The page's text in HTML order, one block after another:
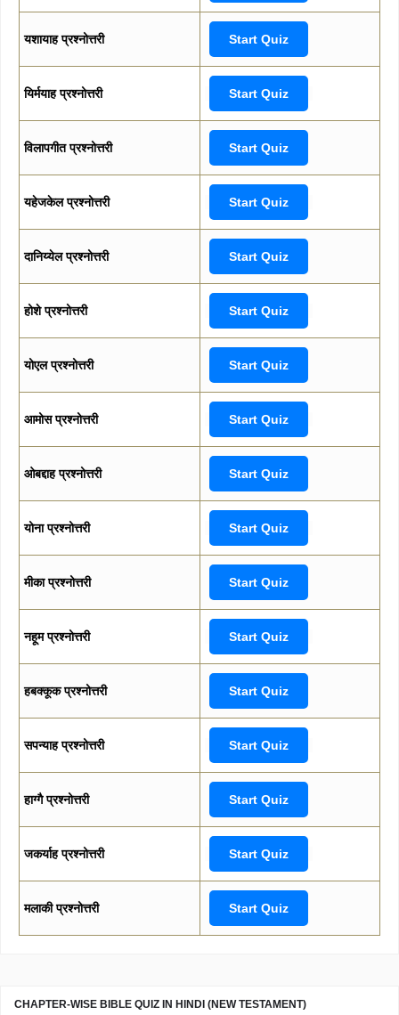
यशायाह प्रश्नोत्तरी Start Quiz
यिर्मयाह प्रश्नोत्तरी Start Quiz
विलापगीत प्रश्नोत्तरी Start Quiz
यहेजकेल प्रश्नोत्तरी Start Quiz
दानिय्येल प्रश्नोत्तरी Start Quiz
होशे प्रश्नोत्तरी Start Quiz
योएल प्रश्नोत्तरी Start Quiz
आमोस प्रश्नोत्तरी Start Quiz
ओबद्दाह प्रश्नोत्तरी Start Quiz
योना प्रश्नोत्तरी Start Quiz
मीका प्रश्नोत्तरी Start Quiz
नहूम प्रश्नोत्तरी Start Quiz
हबक्कूक प्रश्नोत्तरी Start Quiz
सपन्याह प्रश्नोत्तरी Start Quiz
हाग्गै प्रश्नोत्तरी Start Quiz
जकर्याह प्रश्नोत्तरी Start Quiz
मलाकी प्रश्नोत्तरी Start Quiz
CHAPTER-WISE BIBLE QUIZ IN HINDI (NEW TESTAMENT)